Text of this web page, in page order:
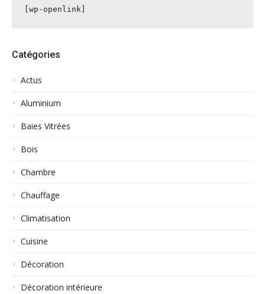
[wp-openlink]
Catégories
Actus
Aluminium
Baies Vitrées
Bois
Chambre
Chauffage
Climatisation
Cuisine
Décoration
Décoration intérieure